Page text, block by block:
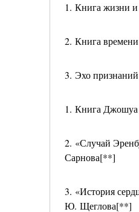
1. Книга жизни
2. Книга
3. Эхо
1. Книга
2. «Случай
Сарнова[**]
3. «История
Ю. Щеглова[**]